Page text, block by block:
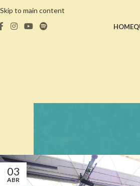
Skip to main content
HOME
03
ABR